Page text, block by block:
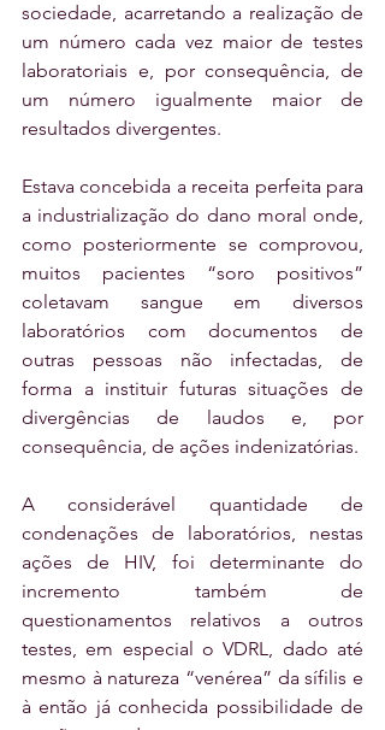
sociedade, acarretando a realização de
um número cada vez maior de testes
laboratoriais e, por consequência, de
um número igualmente maior de
resultados divergentes.
Estava concebida a receita perfeita para
a industrialização do dano moral onde,
como posteriormente se comprovou,
muitos pacientes “soro positivos”
coletavam sangue em diversos
laboratórios com documentos de
outras pessoas não infectadas, de
forma a instituir futuras situações de
divergências de laudos e, por
consequência, de ações indenizatórias.
A considerável quantidade de
condenações de laboratórios, nestas
ações de HIV, foi determinante do
incremento também de
questionamentos relativos a outros
testes, em especial o VDRL, dado até
mesmo à natureza “venérea” da sífilis e
à então já conhecida possibilidade de